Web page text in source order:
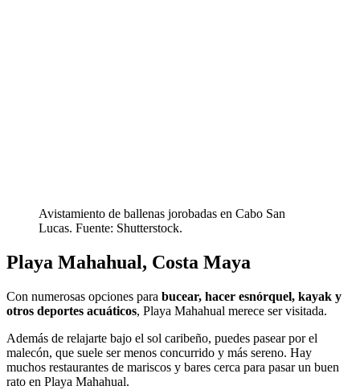
Avistamiento de ballenas jorobadas en Cabo San
Lucas. Fuente: Shutterstock.
Playa Mahahual, Costa Maya
Con numerosas opciones para bucear, hacer esnórquel, kayak y
otros deportes acuáticos, Playa Mahahual merece ser visitada.
Además de relajarte bajo el sol caribeño, puedes pasear por el
malecón, que suele ser menos concurrido y más sereno. Hay
muchos restaurantes de mariscos y bares cerca para pasar un buen
rato en Playa Mahahual.